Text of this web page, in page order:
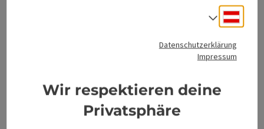
Sind Hunde in
360° Alpenland
erlaubt?
Datenschutzerklärung
Impressum
Wir respektieren deine
Privatsphäre